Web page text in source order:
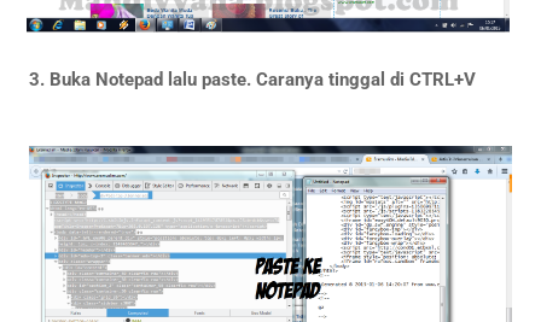
3. Buka Notepad lalu paste. Caranya tinggal di CTRL+V